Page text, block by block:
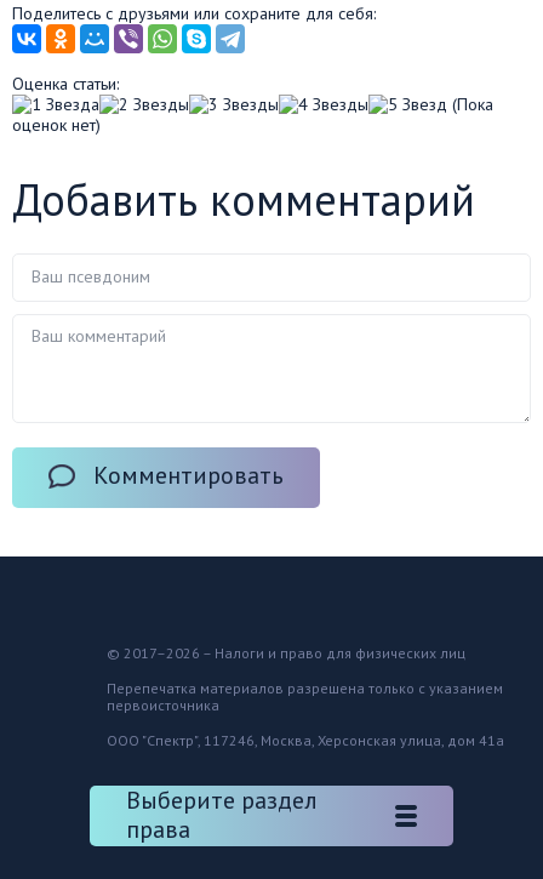
Поделитесь с друзьями или сохраните для себя:
Оценка статьи:
(Пока
оценок нет)
Добавить комментарий
Комментировать
© 2017–2026 – Налоги и право для физических лиц
Перепечатка материалов разрешена только с указанием
первоисточника
ООО "Спектр", 117246, Москва, Херсонская улица, дом 41а
Выберите раздел
права